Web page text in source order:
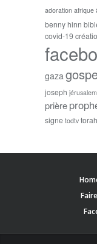
adoration afrique
benny hinn
covid-19
gaza
joseph jérusalem
prière
signe todtv torah